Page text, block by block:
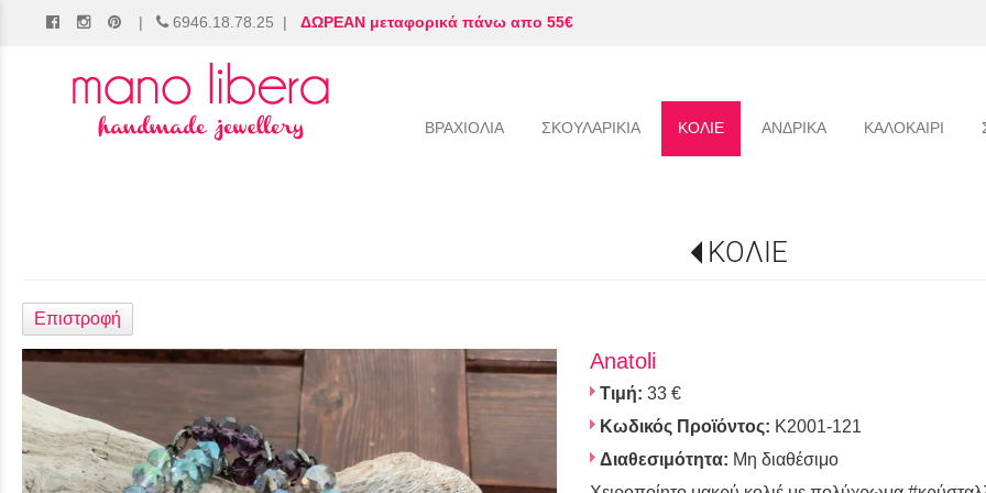
| 6946.18.78.25 | ΔΩΡΕΑΝ μεταφορικά πάνω απο 55€
ΒΡΑΧΙΟΛΙΑ ΣΚΟΥΛΑΡΙΚΙΑ ΚΟΛΙΕ ΑΝΔΡΙΚΑ ΚΑΛΟΚΑΙΡΙ
ΚΟΛΙΕ
Επιστροφή
Αnatoli
Τιμή: 33 €
Κωδικός Προϊόντος: K2001-121
Διαθεσιμότητα: Μη διαθέσιμο